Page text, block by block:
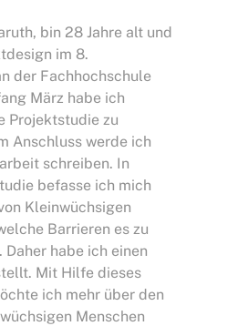
bin 28 Jahre alt und
im 8.
der Fachhochschule
März habe ich
Projektstudie zu
Anschluss werde ich
schreiben. In
befasse ich mich
Kleinwüchsigen
Barrieren es zu
habe ich einen
Mit Hilfe dieses
ich mehr über den
Menschen